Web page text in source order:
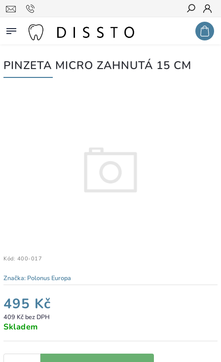
Hledat
PINZETA MICRO ZAHNUTÁ 15 CM
Kód: 400-017
Značka: Polonus Europa
495 Kč
409 Kč bez DPH
Skladem